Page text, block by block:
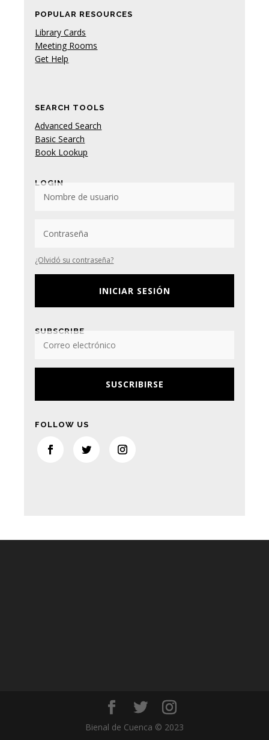
POPULAR RESOURCES
Library Cards
Meeting Rooms
Get Help
SEARCH TOOLS
Advanced Search
Basic Search
Book Lookup
LOGIN
¿Olvidó su contraseña?
INICIAR SESIÓN
SUBSCRIBE
SUSCRIBIRSE
FOLLOW US
Bienal de Cuenca © 2023